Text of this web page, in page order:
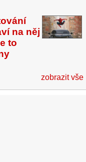
na něj
to
zobrazit vše